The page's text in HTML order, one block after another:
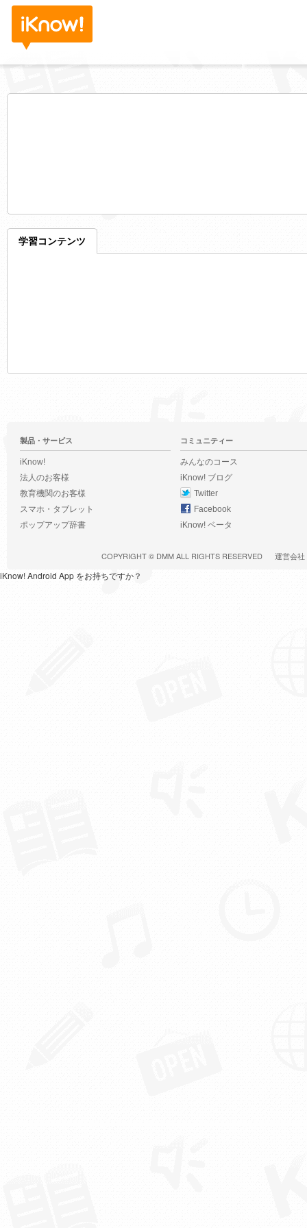
学習コンテンツ
製品・サービス
iKnow!
法人のお客様
教育機関のお客様
スマホ・タブレット
ポップアップ辞書
コミュニティー
みんなのコース
iKnow! ブログ
Twitter
Facebook
iKnow! ベータ
COPYRIGHT © DMMALL RIGHTS RESERVED 運営会社
iKnow! Android App をお持ちですか？